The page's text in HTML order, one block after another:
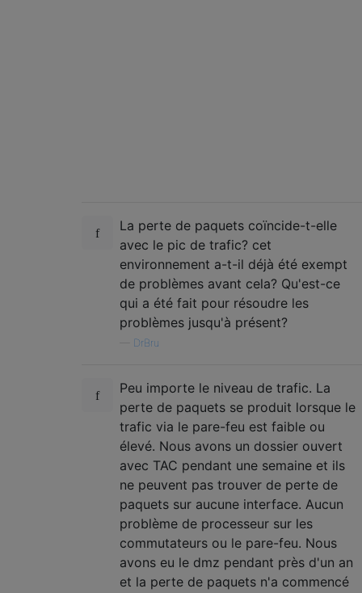
La perte de paquets coïncide-t-elle
avec le pic de trafic? cet
environnement a-t-il déjà été exempt
de problèmes avant cela? Qu'est-ce
qui a été fait pour résoudre les
problèmes jusqu'à présent?
DrBru
Peu importe le niveau de trafic. La
perte de paquets se produit lorsque le
trafic via le pare-feu est faible ou
élevé. Nous avons un dossier ouvert
avec TAC pendant une semaine et ils
ne peuvent pas trouver de perte de
paquets sur aucune interface. Aucun
problème de processeur sur les
commutateurs ou le pare-feu. Nous
avons eu le dmz pendant près d'un an
et la perte de paquets n'a commencé